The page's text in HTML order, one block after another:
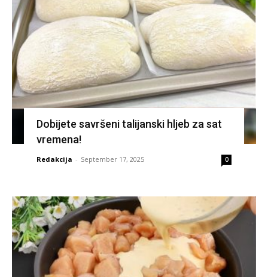
Dobijete savršeni talijanski hljeb za sat
vremena!
Redakcija - September 17, 2025 0